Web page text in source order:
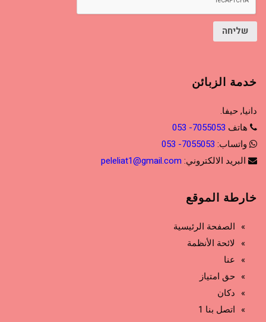
שליחה
خدمة الزبائن
دانيا, حيفا.
هاتف 7055053- 053
واتساب: 7055053- 053
البريد الالكتروني: peleliat1@gmail.com
خارطة الموقع
الصفحة الرئيسية
لائحة الأنظمة
عنا
حق امتياز
دكان
اتصل بنا 1